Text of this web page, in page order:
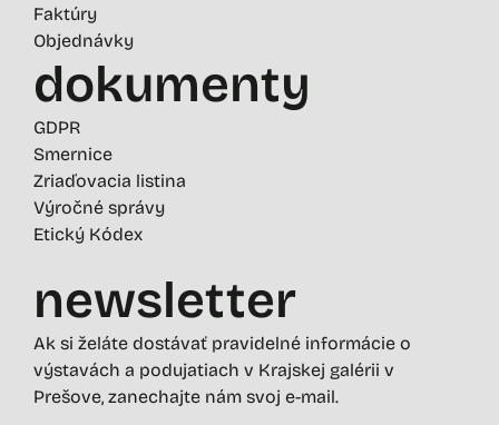
Faktúry
Objednávky
dokumenty
GDPR
Smernice
Zriaďovacia listina
Výročné správy
Etický Kódex
newsletter
Ak si želáte dostávať pravidelné informácie o
výstavách a podujatiach v Krajskej galérii v
Prešove, zanechajte nám svoj e-mail.